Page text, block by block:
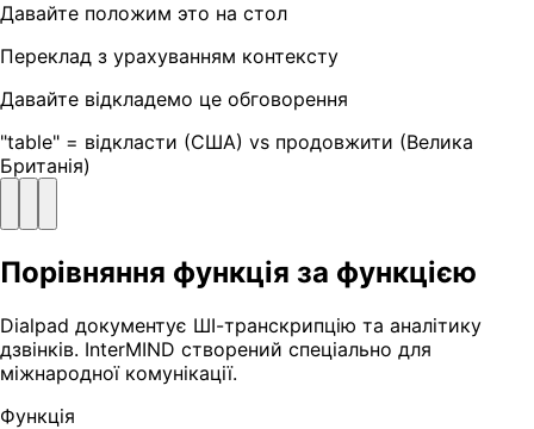
Давайте положим это на стол
Переклад з урахуванням контексту
Давайте відкладемо це обговорення
"table" = відкласти (США) vs продовжити (Велика
Британія)
Порівняння функція за функцією
Dialpad документує ШІ-транскрипцію та аналітику
дзвінків. InterMIND створений спеціально для
міжнародної комунікації.
Функція